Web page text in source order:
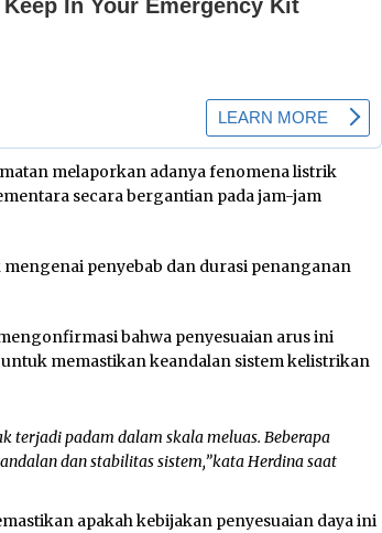
melaporkan adanya fenomena listrik
secara bergantian pada jam-jam
penyebab dan durasi penanganan
bahwa penyesuaian arus ini
memastikan keandalan sistem kelistrikan
terjadi padam dalam skala meluas. Beberapa
dan stabilitas sistem,”kata Herdina saat
apakah kebijakan penyesuaian daya ini